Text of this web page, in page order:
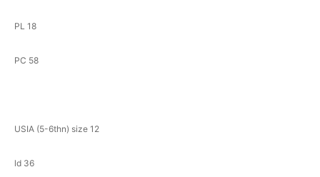
PL 18
PC 58
USIA (5-6thn) size 12
ld 36